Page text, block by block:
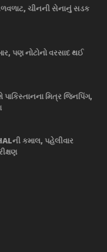
ચીનની સેનાનું સડક
પણ નોટોનો વરસાદ થઈ
મિત્ર જિનપિંગ,
કમાલ, પહેલીવાર